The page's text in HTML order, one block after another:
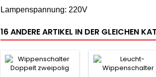
Lampenspannung: 220V
16 ANDERE ARTIKEL IN DER GLEICHEN